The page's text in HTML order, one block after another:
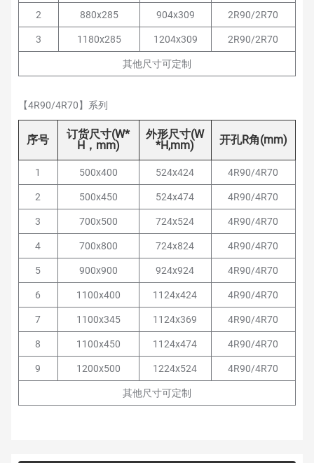
2 880x285 904x309 2R90/2R70
3 1180x285 1204x309 2R90/2R70
其他尺寸可定制
【4R90/4R70】系列
序号
订货尺寸(W*
H，mm)
外形尺寸(W
*H,mm)
开孔R角(mm)
1 500x400 524x424 4R90/4R70
2 500x450 524x474 4R90/4R70
3 700x500 724x524 4R90/4R70
4 700x800 724x824 4R90/4R70
5 900x900 924x924 4R90/4R70
6 1100x400 1124x424 4R90/4R70
7 1100x345 1124x369 4R90/4R70
8 1100x450 1124x474 4R90/4R70
9 1200x500 1224x524 4R90/4R70
其他尺寸可定制